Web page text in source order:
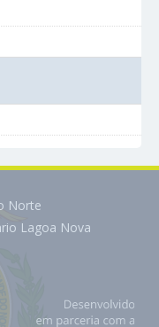
Norte
Lagoa Nova